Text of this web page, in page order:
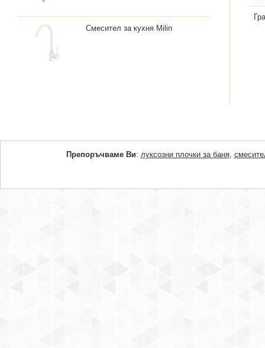
Смесител за кухня Milin
Препоръчваме Ви: луксозни плочки за баня,